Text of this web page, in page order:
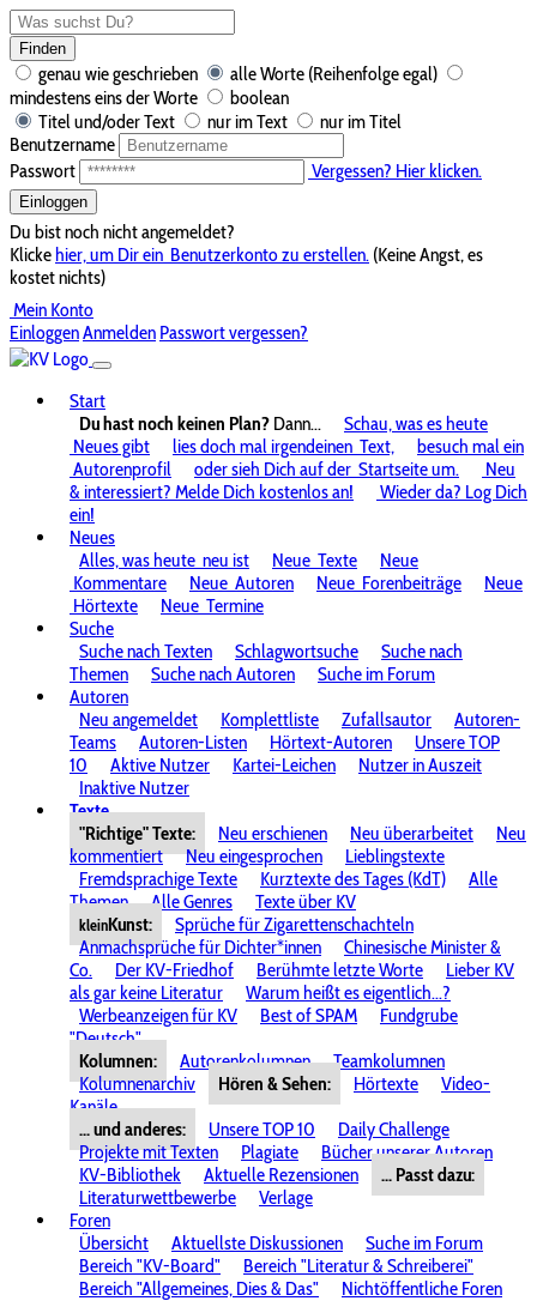
Finden
genau wie geschrieben
alle Worte (Reihenfolge egal)
mindestens eins der Worte
boolean
Titel und/oder Text
nur im Text
nur im Titel
Benutzername
Passwort
Vergessen? Hier klicken.
Einloggen
Du bist noch nicht angemeldet?
Klickehier, um Dir ein Benutzerkonto zu erstellen. (Keine Angst, es
kostet nichts)
Mein Konto
EinloggenAnmelden Passwort vergessen?
Start
Du hast noch keinen Plan? Dann...
Schau, was es heute
Neues gibt
lies doch mal irgendeinen Text,
besuch mal ein
Autorenprofil
oder sieh Dich auf der Startseite um.
Neu
& interessiert? Melde Dich kostenlos an!
Wieder da? Log Dich
ein!
Neues
Alles, was heute neu ist Neue Texte
Neue
Kommentare
Neue Autoren Neue Forenbeiträge
Neue
Hörtexte
Neue Termine
Suche
Suche nach Texten
Schlagwortsuche
Suche nach
Themen
Suche nach Autoren
Suche im Forum
Autoren
Neu angemeldet
Komplettliste Zufallsautor
Autoren-
Teams
Autoren-Listen Hörtext-Autoren
Unsere TOP
10
Aktive Nutzer Kartei-Leichen
Nutzer in Auszeit
Inaktive Nutzer
Texte
"Richtige" Texte:
Neu erschienen Neu überarbeitet
Neu
kommentiert
Neu eingesprochen
Lieblingstexte
Fremdsprachige Texte
Kurztexte des Tages (KdT)
Alle
Themen
Alle Genres Texte über KV
kleinKunst:
Sprüche für Zigarettenschachteln
Anmachsprüche für Dichter*innen
Chinesische Minister &
Co.
Der KV-Friedhof Berühmte letzte Worte
Lieber KV
als gar keine Literatur
Warum heißt es eigentlich...?
Werbeanzeigen für KV
Best of SPAM
Fundgrube
"Deutsch"
Kolumnen:
Autorenkolumnen
Teamkolumnen
Kolumnenarchiv
Hören & Sehen: Hörtexte
Video-
Kanäle
... und anderes:
Unsere TOP 10
Daily Challenge
Projekte mit Texten
Plagiate
Bücher unserer Autoren
KV-Bibliothek
Aktuelle Rezensionen
... Passt dazu:
Literaturwettbewerbe
Verlage
Foren
Übersicht
Aktuellste Diskussionen
Suche im Forum
Bereich "KV-Board"
Bereich "Literatur & Schreiberei"
Bereich "Allgemeines, Dies & Das"
Nichtöffentliche Foren